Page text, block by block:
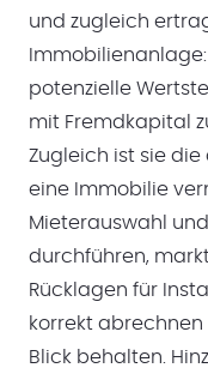
und zugleich
potenzielle
mit Fremdkapital
Zugleich ist sie
eine Immobilie
Mieterauswahl
durchführen,
Rücklagen für
korrekt
Blick behalten.